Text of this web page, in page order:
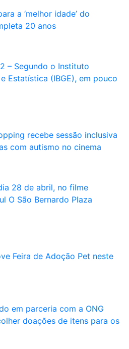
a ‘melhor idade’ do
20 anos
– Segundo o Instituto
Estatística (IBGE), em pouco
recebe sessão inclusiva
com autismo no cinema
28 de abril, no filme
O São Bernardo Plaza
Feira de Adoção Pet neste
em parceria com a ONG
doações de itens para os